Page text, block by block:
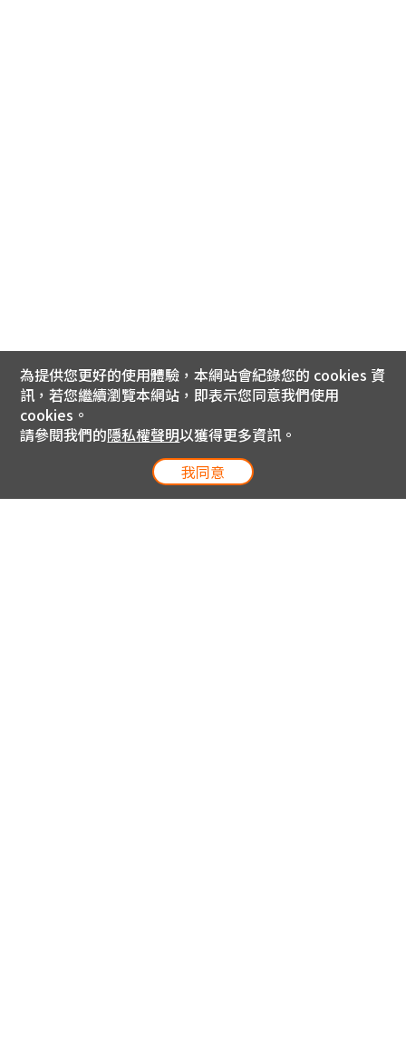
為提供您更好的使用體驗，本網站會紀錄您的 cookies 資
訊，若您繼續瀏覽本網站，即表示您同意我們使用
cookies。
請參閱我們的隱私權聲明以獲得更多資訊。
我同意